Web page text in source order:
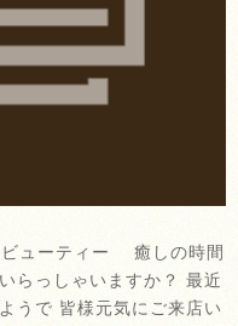
ューティー 癒しの時間
らっしゃいますか？ 最近
うで 皆様元気にご来店い